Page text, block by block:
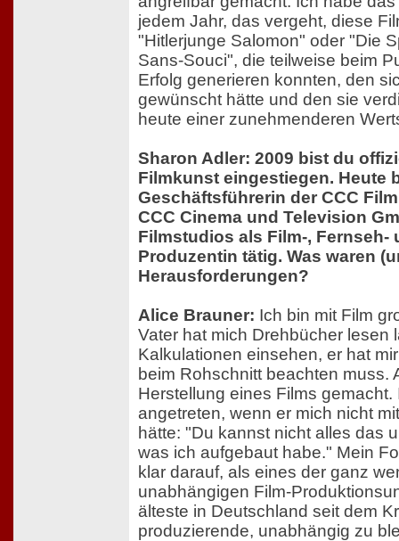
jedem Jahr, das vergeht, diese
"Hitlerjunge Salomon" oder "Die
Sans-Souci", die teilweise beim
Erfolg generieren konnten, den
gewünscht hätte und den sie
heute einer zunehmenderen
Sharon Adler: 2009 bist du
Filmkunst eingestiegen. Heute
Geschäftsführerin der CCC
CCC Cinema und Television
Filmstudios als Film-, Fernseh-
Produzentin tätig. Was waren
Herausforderungen?
Alice Brauner: Ich bin mit Film
Vater hat mich Drehbücher lesen
Kalkulationen einsehen, er hat
beim Rohschnitt beachten muss.
Herstellung eines Films
angetreten, wenn er mich nicht
hätte: "Du kannst nicht alles das
was ich aufgebaut habe." Mein
klar darauf, als eines der ganz
unabhängigen Film-
älteste in Deutschland seit dem
produzierende, unabhängig zu